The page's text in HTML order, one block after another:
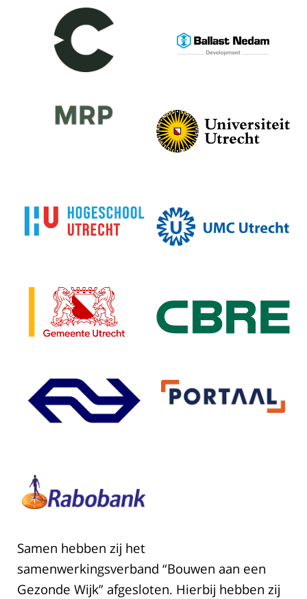
Samen hebben zij het
samenwerkingsverband “Bouwen aan een
Gezonde Wijk” afgesloten. Hierbij hebben zij